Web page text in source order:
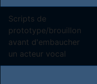
Scripts de
prototype/brouillon
avant d'embaucher
un acteur vocal